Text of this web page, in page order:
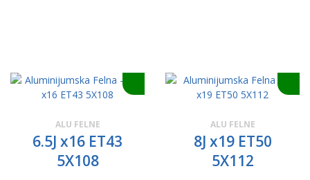
ALU FELNE
6.5J x16 ET43
5X108
ALU FELNE
8J x19 ET50
5X112